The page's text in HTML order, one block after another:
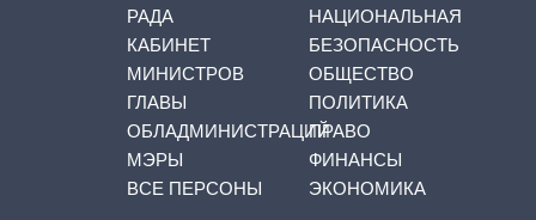
РАДА
КАБИНЕТ
МИНИСТРОВ
ГЛАВЫ
ОБЛАДМИНИСТРАЦИЙ
МЭРЫ
ВСЕ ПЕРСОНЫ
НАЦИОНАЛЬНАЯ
БЕЗОПАСНОСТЬ
ОБЩЕСТВО
ПОЛИТИКА
ПРАВО
ФИНАНСЫ
ЭКОНОМИКА